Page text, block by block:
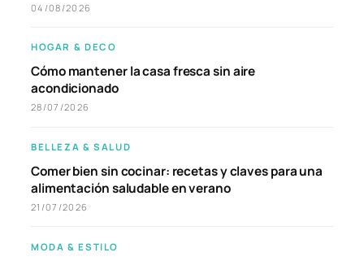
04/08/2026
HOGAR & DECO
Cómo mantener la casa fresca sin aire
acondicionado
28/07/2026
BELLEZA & SALUD
Comer bien sin cocinar: recetas y claves para una
alimentación saludable en verano
21/07/2026
MODA & ESTILO